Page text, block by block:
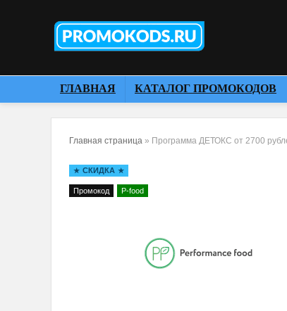
ГЛАВНАЯ КАТАЛОГ ПРОМОКОДОВ
Главная страница » Программа ДЕТОКС от 2700
СКИДКА
Промокод P-food